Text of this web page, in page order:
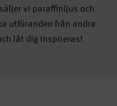
vi paraffinljus och
utföranden från andra
låt dig inspireras!